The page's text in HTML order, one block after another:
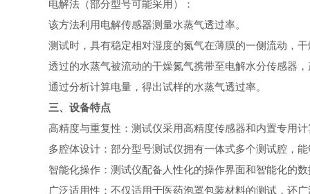
电解法（部分型号可能采用）：
该方法利用电解传感器测量水蒸气透过率。
测试时，具有稳定相对湿度的氮气在薄膜的一侧流动，
透过的水蒸气被流动的干燥氮气携带至电解水分传感器
通过分析计算电量，得出试样的水蒸气透过率。
三、设备特点
高精度与重复性：测试仪采用高精度传感器和内置专用
多腔体设计：部分型号测试仪拥有一体式多个测试腔，
智能化操作：测试仪配备人性化的操作界面和智能化的
广泛适用性：不仅适用于医药泡罩包装材料的测试，还